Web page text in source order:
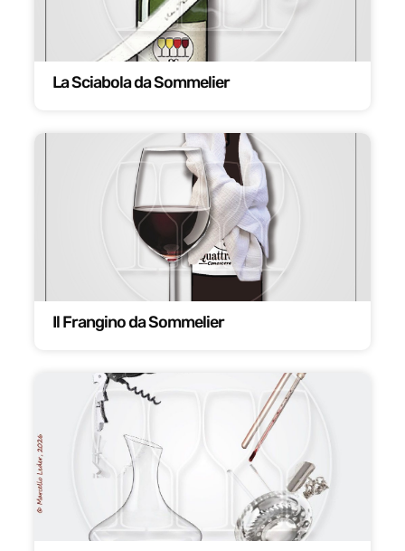
La Sciabola da Sommelier
Il Frangino da Sommelier